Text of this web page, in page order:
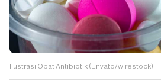
Ilustrasi Obat Antibiotik (Envato/wirestock)